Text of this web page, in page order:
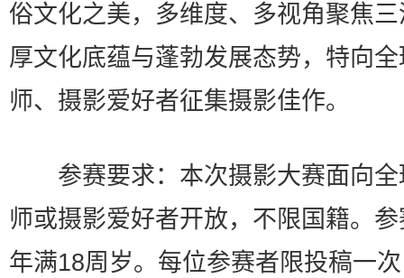
俗文化之美，多维度、多视角聚焦
厚文化底蕴与蓬勃发展态势，特向
师、摄影爱好者征集摄影佳作。
参赛要求：本次摄影大赛面向全
师或摄影爱好者开放，不限国籍。
年满18周岁。每位参赛者限投稿一